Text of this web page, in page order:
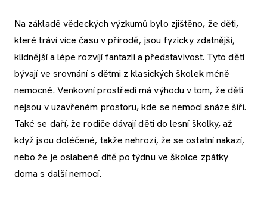
Na základě vědeckých výzkumů bylo zjištěno, že děti,
které tráví více času v přírodě, jsou fyzicky zdatnější,
klidnější a lépe rozvíjí fantazii a představivost. Tyto děti
bývají ve srovnání s dětmi z klasických školek méně
nemocné. Venkovní prostředí má výhodu v tom, že děti
nejsou v uzavřeném prostoru, kde se nemoci snáze šíří.
Také se daří, že rodiče dávají děti do lesní školky, až
když jsou doléčené, takže nehrozí, že se ostatní nakazí,
nebo že je oslabené dítě po týdnu ve školce zpátky
doma s další nemocí.